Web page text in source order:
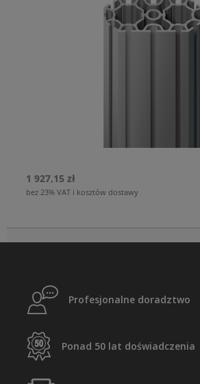
1 927,15 zł
bez 23% VAT i kosztów dostawy
Profesjonalne doradztwo
Ponad 50 lat doświadczenia